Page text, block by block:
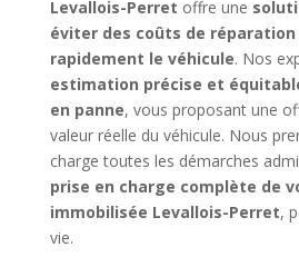
Levallois-Perret offre une
éviter des coûts de réparation
rapidement le véhicule. Nos
estimation précise et
en panne, vous proposant une
valeur réelle du véhicule. Nous
charge toutes les démarches
prise en charge complète de
immobilisée Levallois-Perret,
vie.